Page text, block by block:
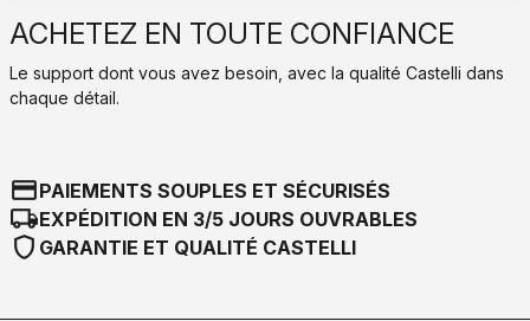
ACHETEZ EN TOUTE CONFIANCE
Le support dont vous avez besoin, avec la qualité Castelli dans
chaque détail.
credit_cardPAIEMENTS SOUPLES ET SÉCURISÉS
local_shippingEXPÉDITION EN 3/5 JOURS OUVRABLES
shield GARANTIE ET QUALITÉ CASTELLI